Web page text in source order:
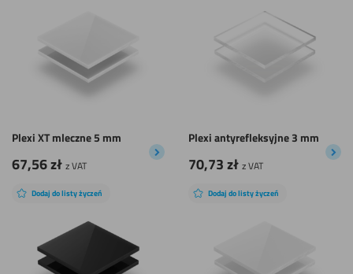
Plexi XT mleczne 5 mm
67,56zł z VAT
Plexi antyrefleksyjne 3 mm
70,73zł z VAT
Dodaj do listy życzeń Dodaj do listy życzeń